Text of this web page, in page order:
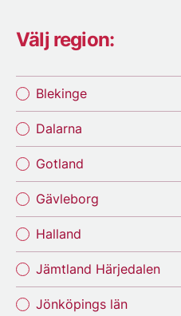
Välj region:
Blekinge
Dalarna
Gotland
Gävleborg
Halland
Jämtland Härjedalen
Jönköpings län